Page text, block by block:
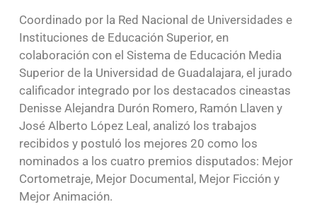
Coordinado por la Red Nacional de Universidades e
Instituciones de Educación Superior, en
colaboración con el Sistema de Educación Media
Superior de la Universidad de Guadalajara, el jurado
calificador integrado por los destacados cineastas
Denisse Alejandra Durón Romero, Ramón Llaven y
José Alberto López Leal, analizó los trabajos
recibidos y postuló los mejores 20 como los
nominados a los cuatro premios disputados: Mejor
Cortometraje, Mejor Documental, Mejor Ficción y
Mejor Animación.